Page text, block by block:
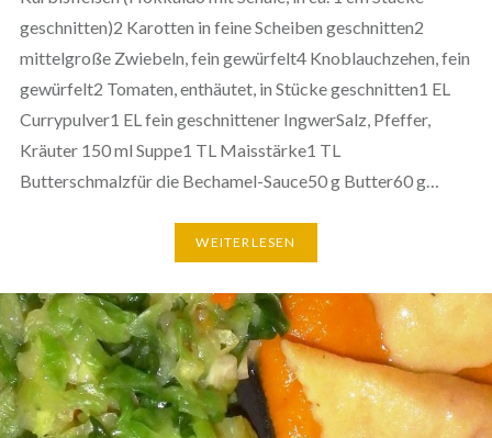
geschnitten)2 Karotten in feine Scheiben geschnitten2
mittelgroße Zwiebeln, fein gewürfelt4 Knoblauchzehen, fein
gewürfelt2 Tomaten, enthäutet, in Stücke geschnitten1 EL
Currypulver1 EL fein geschnittener IngwerSalz, Pfeffer,
Kräuter 150 ml Suppe1 TL Maisstärke1 TL
Butterschmalzfür die Bechamel-Sauce50 g Butter60 g…
WEITERLESEN